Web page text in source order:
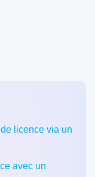
licence via un
avec un